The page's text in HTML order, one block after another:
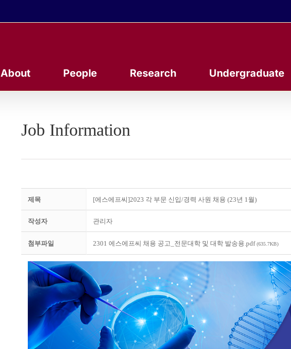
About People Research Undergraduate
Job Information
제목 [에스에프씨]2023 각 부문 신입/경력 사원 채용 (23년 1월)
작성자 관리자
첨부파일 2301 에스에프씨 채용 공고_전문대학 및 대학 발송용.pdf(635.7KB)